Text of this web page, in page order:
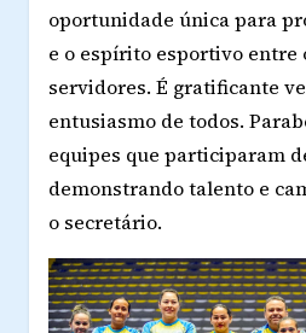
oportunidade única para
e o espírito esportivo entre
servidores. É gratificante
entusiasmo de todos.
equipes que participaram
demonstrando talento e
o secretário.